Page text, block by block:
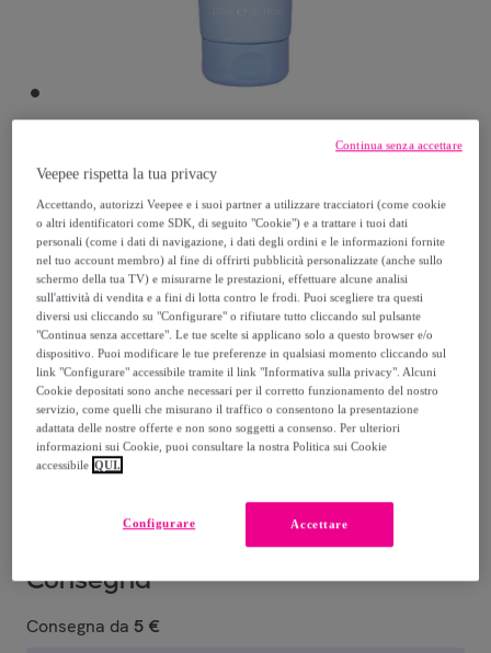
ECHOSLINE
ECHOSLINE Volume Conditioner 300ml
Modello: ECHOSLINE Volume Conditioner
300ml
7,40 €
10,00 €
-26%
Venduto daPENELOPE S.R.L.
Consegna
Consegna da 5 €
Veepee rispetta la tua privacy
Accettando, autorizzi Veepee e i suoi partner a utilizzare tracciatori (come cookie
o altri identificatori come SDK, di seguito "Cookie") e a trattare i tuoi dati
personali (come i dati di navigazione, i dati degli ordini e le informazioni fornite
nel tuo account membro) al fine di offrirti pubblicità personalizzate (anche sullo
schermo della tua TV) e misurarne le prestazioni, effettuare alcune analisi
sull'attività di vendita e a fini di lotta contro le frodi. Puoi scegliere tra questi
diversi usi cliccando su "Configurare" o rifiutare tutto cliccando sul pulsante
"Continua senza accettare". Le tue scelte si applicano solo a questo browser e/o
dispositivo. Puoi modificare le tue preferenze in qualsiasi momento cliccando sul
link "Configurare" accessibile tramite il link "Informativa sulla privacy". Alcuni
Cookie depositati sono anche necessari per il corretto funzionamento del nostro
servizio, come quelli che misurano il traffico o consentono la presentazione
adattata delle nostre offerte e non sono soggetti a consenso. Per ulteriori
informazioni sui Cookie, puoi consultare la nostra Politica sui Cookie
accessibile QUI.
Accettare
Configurare
Continua senza accettare